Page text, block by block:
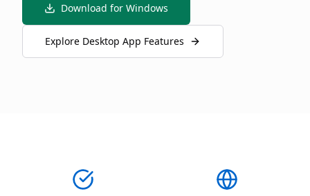
Download for Windows
Explore Desktop App Features